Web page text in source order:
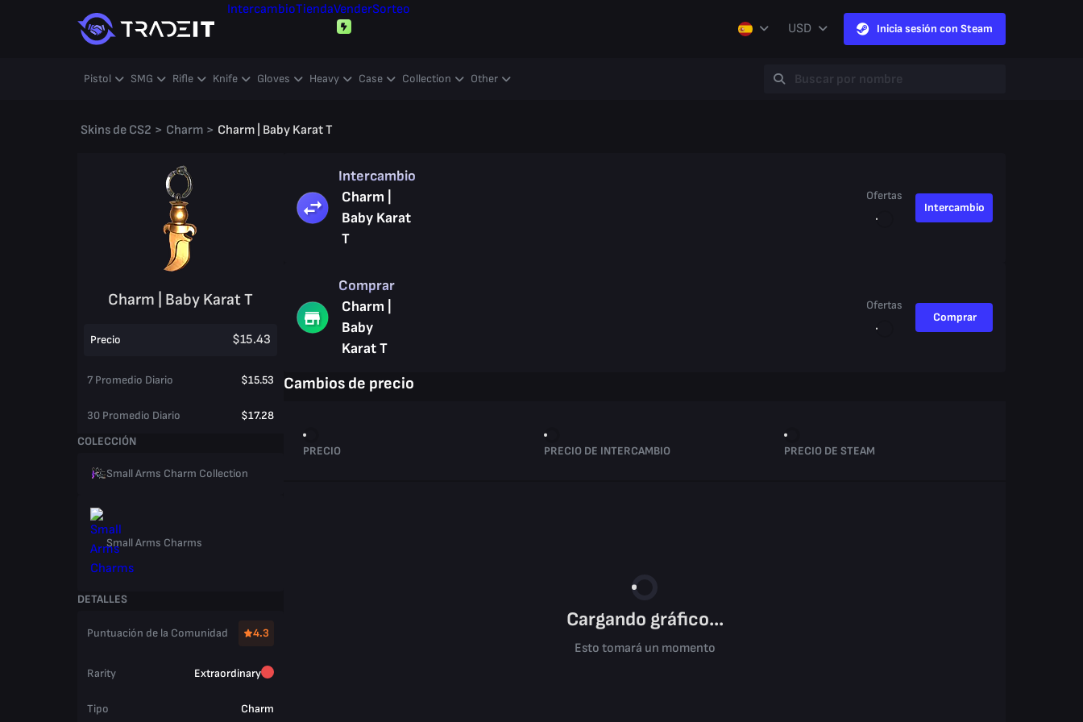
IntercambioTiendaVenderSorteo
USD
Inicia sesión con Steam
Pistol SMG Rifle Knife Gloves Heavy Case Collection Other
Skins de CS2 > Charm > Charm | Baby Karat T
Charm | Baby Karat T
Precio $15.43
7 Promedio Diario $15.53
30 Promedio Diario
$17.28
COLECCIÓN
Small Arms Charm Collection
Small Arms Charms
DETALLES
Puntuación de la Comunidad 4.3
Rarity Extraordinary
Tipo Charm
Intercambio
Charm |
Baby Karat
T
Ofertas
Intercambio
Comprar
Charm |
Baby
Karat T
Ofertas
Comprar
Cambios de precio
PRECIO PRECIO DE INTERCAMBIO PRECIO DE STEAM
Cargando gráfico...
Esto tomará un momento